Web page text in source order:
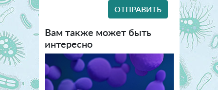
Вам также может быть
интересно